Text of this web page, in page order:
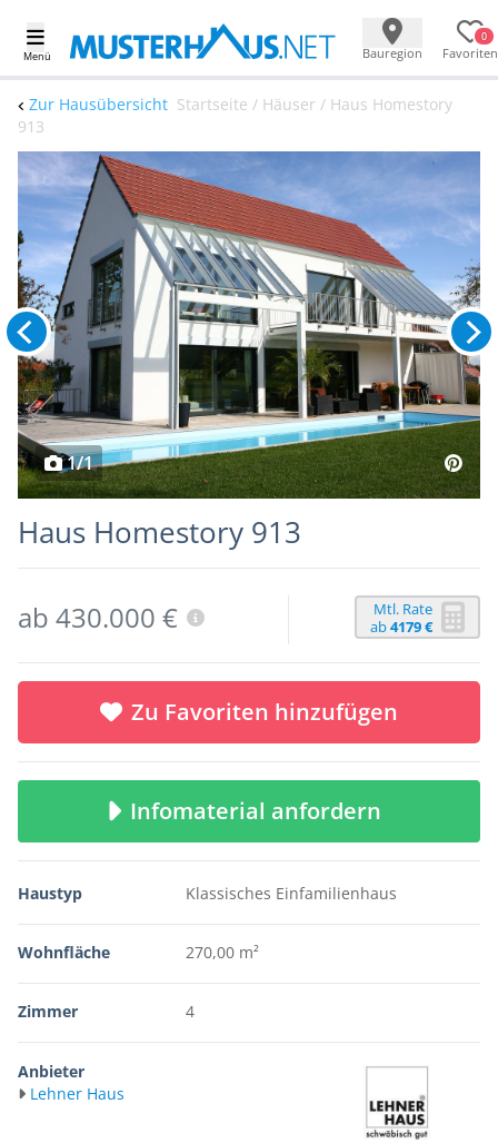
Menü Bauregion
0
Favoriten
Zur Hausübersicht Startseite / Häuser / Haus Homestory
913
1/1
Haus Homestory 913
ab 430.000 €
Mtl. Rate
ab4179 €
Zu Favoriten hinzufügen
Infomaterial anfordern
Haustyp Klassisches Einfamilienhaus
Wohnfläche 270,00 m²
Zimmer 4
Anbieter
Lehner Haus